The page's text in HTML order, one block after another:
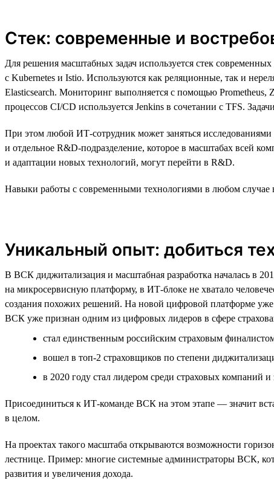
Стек: современные и
Для решения масштабных задач используется стек
с Kubernetes и Istio. Используются как реляционные, так и
Elasticsearch. Мониторинг выполняется с помощью Prometheus,
процессов CI/CD используется Jenkins в сочетании с TFS.
При этом любой ИТ-сотрудник может заняться исследованиями
и отдельное R&D-подразделение, которое в масштабах всей
и адаптации новых технологий, могут перейти в R&D.
Навыки работы с современными технологиями в любом
Уникальный опыт: добиться
В ВСК диджитализация и масштабная разработка началась в
на микросервисную платформу, в ИТ-блоке не хватало
создания похожих решений. На новой цифровой платформе
ВСК уже признан одним из цифровых лидеров в сфере
стал единственным российским страховым
вошел в топ-2 страховщиков по степени
в 2020 году стал лидером среди страховых компаний
Присоединиться к ИТ-команде ВСК на этом этапе — значит
в целом.
На проектах такого масштаба открываются возможности
лестнице. Пример: многие системные администраторы ВСК,
развития и увеличения дохода.